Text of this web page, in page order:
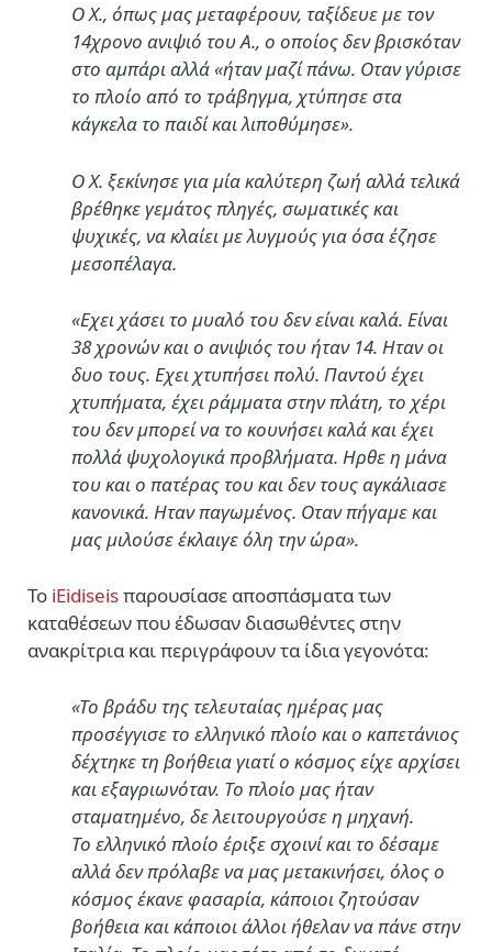
Ο Χ., όπως μας μεταφέρουν, ταξίδευε με τον
14χρονο ανιψιό του Α., ο οποίος δεν βρισκόταν
στο αμπάρι αλλά «ήταν μαζί πάνω. Οταν γύρισε
το πλοίο από το τράβηγμα, χτύπησε στα
κάγκελα το παιδί και λιποθύμησε».
Ο Χ. ξεκίνησε για μία καλύτερη ζωή αλλά τελικά
βρέθηκε γεμάτος πληγές, σωματικές και
ψυχικές, να κλαίει με λυγμούς για όσα έζησε
μεσοπέλαγα.
«Εχει χάσει το μυαλό του δεν είναι καλά. Είναι
38 χρονών και ο ανιψιός του ήταν 14. Ηταν οι
δυο τους. Εχει χτυπήσει πολύ. Παντού έχει
χτυπήματα, έχει ράμματα στην πλάτη, το χέρι
του δεν μπορεί να το κουνήσει καλά και έχει
πολλά ψυχολογικά προβλήματα. Ηρθε η μάνα
του και ο πατέρας του και δεν τους αγκάλιασε
κανονικά. Ηταν παγωμένος. Οταν πήγαμε και
μας μιλούσε έκλαιγε όλη την ώρα».
Το iΕidiseisπαρουσίασε αποσπάσματα των
καταθέσεων που έδωσαν διασωθέντες στην
ανακρίτρια και περιγράφουν τα ίδια γεγονότα:
«Το βράδυ της τελευταίας ημέρας μας
προσέγγισε το ελληνικό πλοίο και ο καπετάνιος
δέχτηκε τη βοήθεια γιατί ο κόσμος είχε αρχίσει
και εξαγριωνόταν. Το πλοίο μας ήταν
σταματημένο, δε λειτουργούσε η μηχανή.
Το ελληνικό πλοίο έριξε σχοινί και το δέσαμε
αλλά δεν πρόλαβε να μας μετακινήσει, όλος ο
κόσμος έκανε φασαρία, κάποιοι ζητούσαν
βοήθεια και κάποιοι άλλοι ήθελαν να πάνε στην